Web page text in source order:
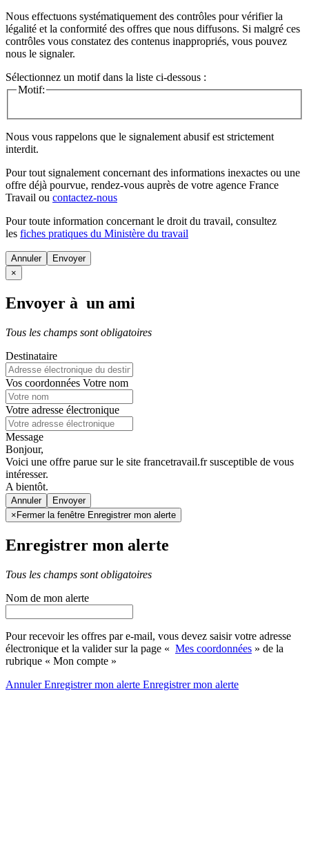
Nous effectuons systématiquement des contrôles pour vérifier la
légalité et la conformité des offres que nous diffusons. Si malgré ces
contrôles vous constatez des contenus inappropriés, vous pouvez
nous le signaler.
Sélectionnez un motif dans la liste ci-dessous :
Motif:
Nous vous rappelons que le signalement abusif est strictement
interdit.
Pour tout signalement concernant des informations inexactes ou une
offre déjà pourvue, rendez-vous auprès de votre agence France
Travail ou contactez-nous
Pour toute information concernant le droit du travail, consultez
les fiches pratiques du Ministère du travail
Annuler
×
Envoyer à un ami
Tous les champs sont obligatoires
Destinataire
Vos coordonnées Votre nom
Votre adresse électronique
Message
Bonjour,
Voici une offre parue sur le site francetravail.fr susceptible de vous
intéresser.
A bientôt.
Annuler
× Fermer la fenêtre Enregistrer mon alerte
Enregistrer mon alerte
Tous les champs sont obligatoires
Nom de mon alerte
Pour recevoir les offres par e-mail, vous devez saisir votre adresse
électronique et la valider sur la page « Mes coordonnées » de la
rubrique « Mon compte »
AnnulerEnregistrer mon alerte Enregistrermon alerte